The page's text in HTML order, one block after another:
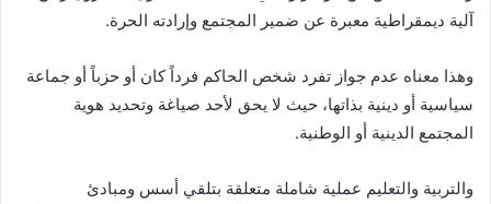
آلية ديمقراطية معبرة عن ضمير المجتمع وإرادته الحرة.
وهذا معناه عدم جواز تفرد شخص الحاكم فرداً كان أو حزباً أو جماعة
سياسية أو دينية بذاتها، حيث لا يحق لأحد صياغة وتحديد هوية
المجتمع الدينية أو الوطنية.
والتربية والتعليم عملية شاملة متعلقة بتلقي أسس ومبادئ